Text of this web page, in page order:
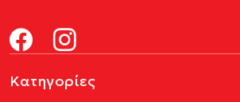
Κατηγορίες